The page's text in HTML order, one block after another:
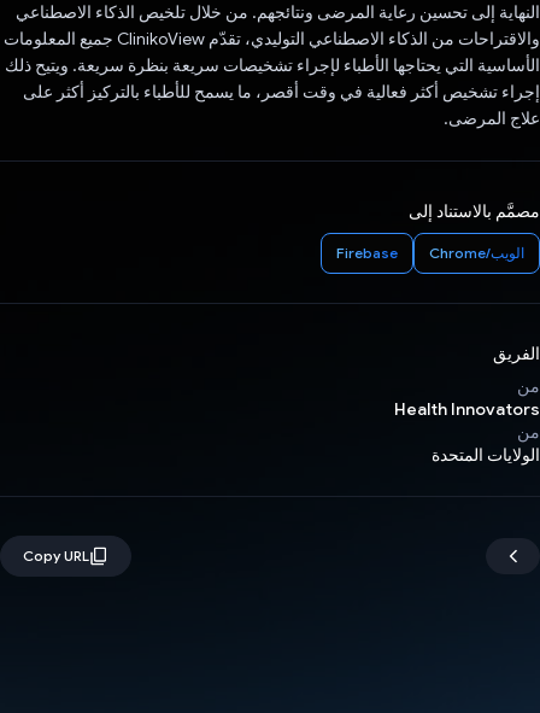
النهاية إلى تحسين رعاية المرضى ونتائجهم. من خلال تلخيص الذكاء الاصطناعي
والاقتراحات من الذكاء الاصطناعي التوليدي، تقدّم ClinikoView جميع المعلومات
الأساسية التي يحتاجها الأطباء لإجراء تشخيصات سريعة بنظرة سريعة. ويتيح ذلك
إجراء تشخيص أكثر فعالية في وقت أقصر، ما يسمح للأطباء بالتركيز أكثر على
علاج المرضى.
مصمَّم بالاستناد إلى
الويب/Chrome Firebase
الفريق
من
Health Innovators
من
الولايات المتحدة